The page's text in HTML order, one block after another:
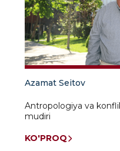
Azamat Seitov
Antropologiya va
mudiri
KO'PROQ